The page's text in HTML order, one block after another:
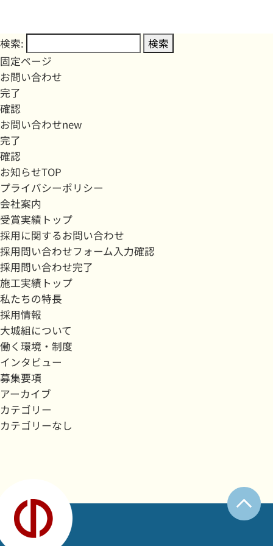
検索:
固定ページ
お問い合わせ
完了
確認
お問い合わせnew
完了
確認
お知らせTOP
プライバシーポリシー
会社案内
受賞実績トップ
採用に関するお問い合わせ
採用問い合わせフォーム入力確認
採用問い合わせ完了
施工実績トップ
私たちの特長
採用情報
大城組について
働く環境・制度
インタビュー
募集要項
アーカイブ
カテゴリー
カテゴリーなし